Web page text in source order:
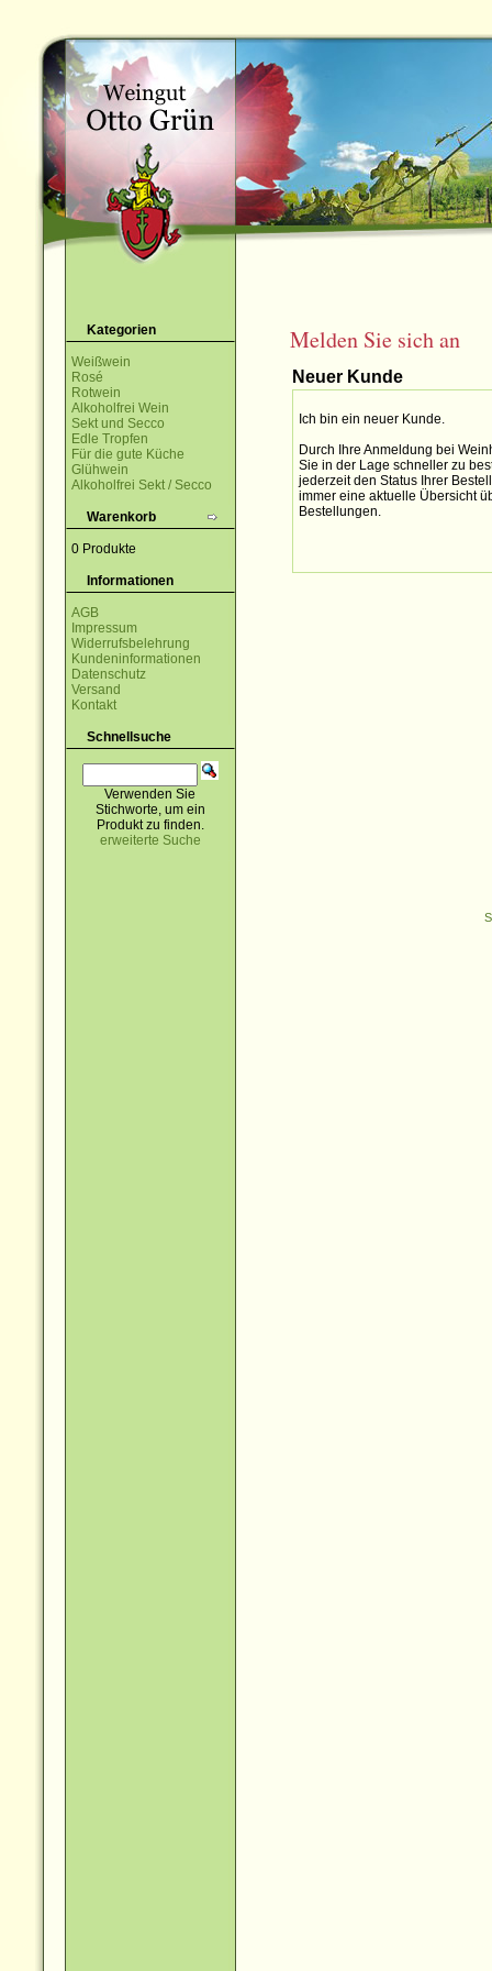
Kategorien
Weißwein
Rosé
Rotwein
Alkoholfrei Wein
Sekt und Secco
Edle Tropfen
Für die gute Küche
Glühwein
Alkoholfrei Sekt / Secco
Warenkorb
0 Produkte
Informationen
AGB
Impressum
Widerrufsbelehrung
Kundeninformationen
Datenschutz
Versand
Kontakt
Schnellsuche
Verwenden Sie
Stichworte, um ein
Produkt zu finden.
erweiterte Suche
Melden Sie sich an
Neuer Kunde
Ich bin ein neuer Kunde.
Durch Ihre Anmeldung bei
Sie in der Lage schneller zu
jederzeit den Status Ihrer
immer eine aktuelle Übersicht
Bestellungen.